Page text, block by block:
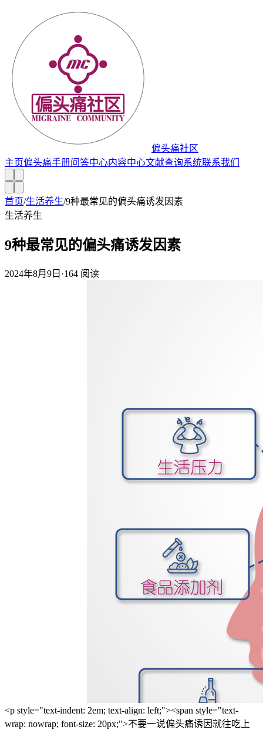
偏头痛社区
主页偏头痛手册问答中心内容中心文献查询系统联系我们
首页/生活养生/9种最常见的偏头痛诱发因素
生活养生
9种最常见的偏头痛诱发因素
2024年8月9日 ·164 阅读
<p style="text-indent: 2em; text-align: left;"><span style="text-
wrap: nowrap; font-size: 20px;">不要一说偏头痛诱因就往吃上